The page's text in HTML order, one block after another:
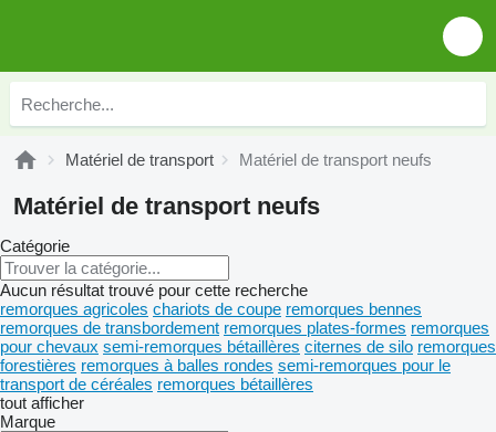
Matériel de transport Matériel de transport neufs
Matériel de transport neufs
Catégorie
Aucun résultat trouvé pour cette recherche
remorques agricoles chariots de coupe remorques bennes
remorques de transbordement remorques plates-formes remorques
pour chevaux semi-remorques bétaillères citernes de silo remorques
forestières remorques à balles rondes semi-remorques pour le
transport de céréales remorques bétaillères
tout afficher
Marque